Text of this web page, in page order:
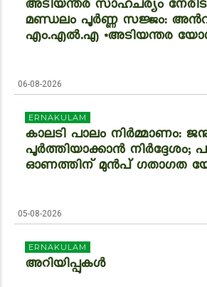
അടിയന്തര സാഹചര്യം
മണ്ഡലം പൂർണ്ണ സജ്ജം:
എം.എൽ.എ *അടിയന്തര
06-08-2026
ERNAKULAM
കാലടി പാലം നിർമ്മാണം:
പൂർത്തിയാക്കാൻ നിർദ്ദേശം;
ഓണത്തിന് മുൻപ് ഗതാഗത
05-08-2026
ERNAKULAM
അറിയിപ്പുകൾ